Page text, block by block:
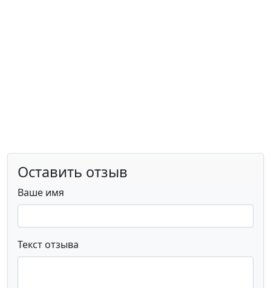
Оставить отзыв
Ваше имя
Текст отзыва